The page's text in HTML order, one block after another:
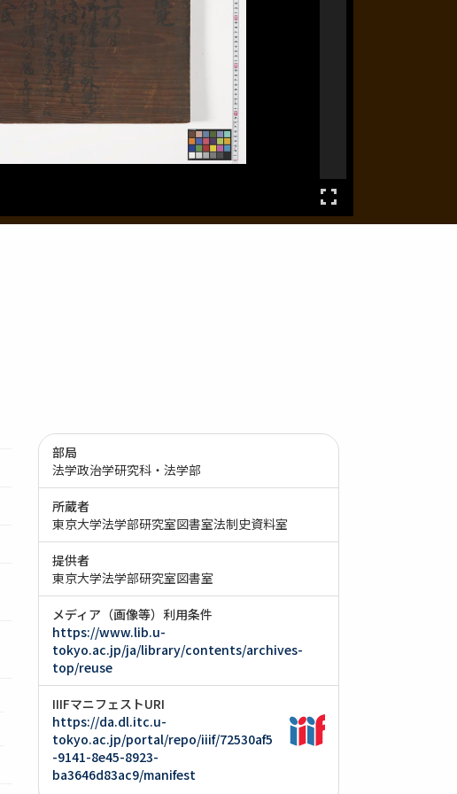
部局
法学政治学研究科・法学部
所蔵者
東京大学法学部研究室図書室法制史資料室
提供者
東京大学法学部研究室図書室
メディア（画像等）利用条件
https://www.lib.u-
tokyo.ac.jp/ja/library/contents/archives-
top/reuse
IIIFマニフェストURI
https://da.dl.itc.u-
tokyo.ac.jp/portal/repo/iiif/72530af5
-9141-8e45-8923-
ba3646d83ac9/manifest